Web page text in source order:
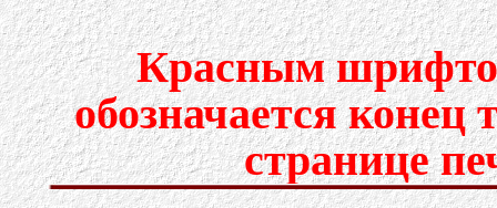
Красным
обозначается конец
странице